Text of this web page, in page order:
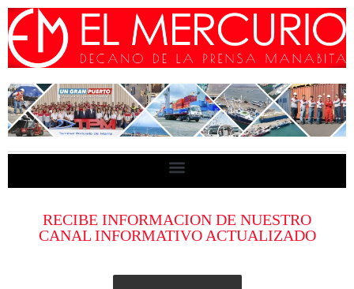
RECIBE INFORMACION DE NUESTRO
CANAL INFORMATIVO ACTUALIZADO